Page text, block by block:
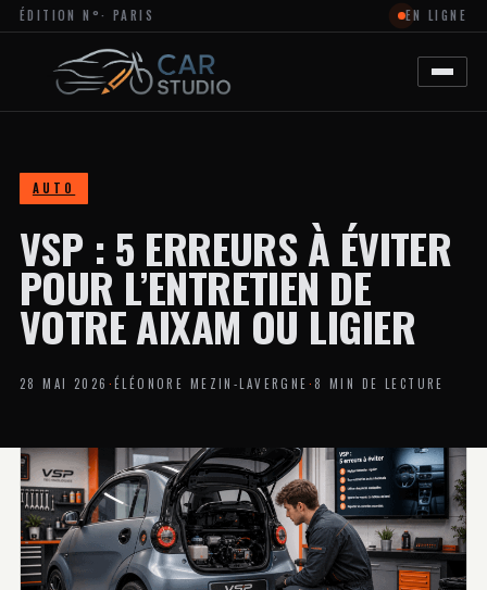
ÉDITION N°
MAGAZINE
DÉDIÉ
L’ACTUALITÉ
AUTOMOBILE
ET
MOTO,
LA
PERSONNALISATION
ET
AUX
TENDANCES
CRÉATIVES
L’UNIVERS
DES
SITE
PROPOSE
DES
INTERVIEWS
EXCLUSIVES
DE
DESIGNERS,
DES
· PARIS EN LIGNE
AUTO
VSP : 5 ERREURS À ÉVITER
POUR L’ENTRETIEN DE
VOTRE AIXAM OU LIGIER
28 MAI 2026 ·ÉLÉONORE MEZIN-LAVERGNE· 8 MIN DE LECTURE